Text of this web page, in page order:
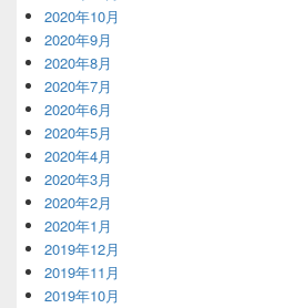
2020年10月
2020年9月
2020年8月
2020年7月
2020年6月
2020年5月
2020年4月
2020年3月
2020年2月
2020年1月
2019年12月
2019年11月
2019年10月